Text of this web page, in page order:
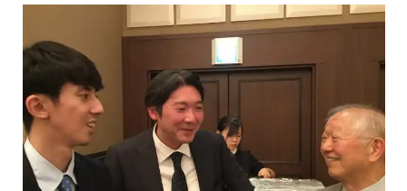
医局だより
リンク
患者の方はこちら